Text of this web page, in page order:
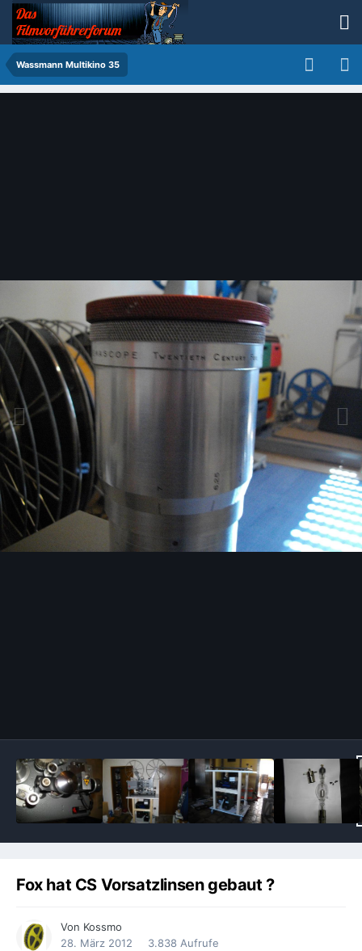
Wassmann Multikino 35
Fox hat CS Vorsatzlinsen gebaut ?
Von Kossmo
28. März 2012
3.838 Aufrufe